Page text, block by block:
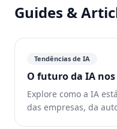
Guides &
Tendências de IA
O futuro da IA
Explore como a IA
das empresas, da